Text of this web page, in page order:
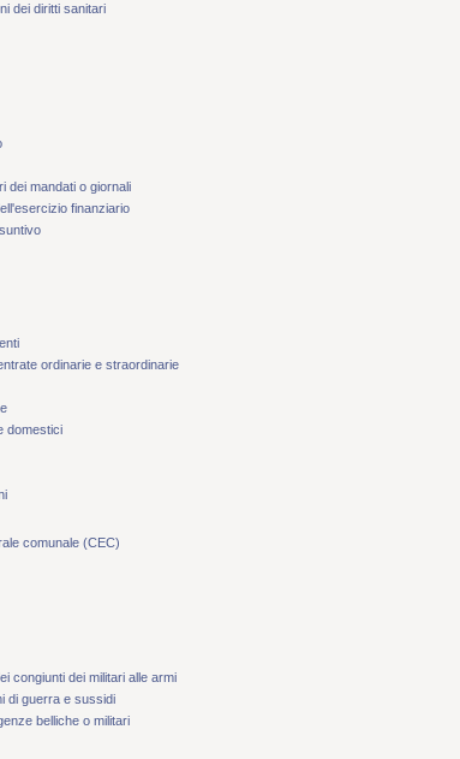
dei diritti sanitari
dei mandati o giornali
finanziario
ordinarie e straordinarie
domestici
comunale (CEC)
congiunti dei militari alle armi
di guerra e sussidi
belliche o militari